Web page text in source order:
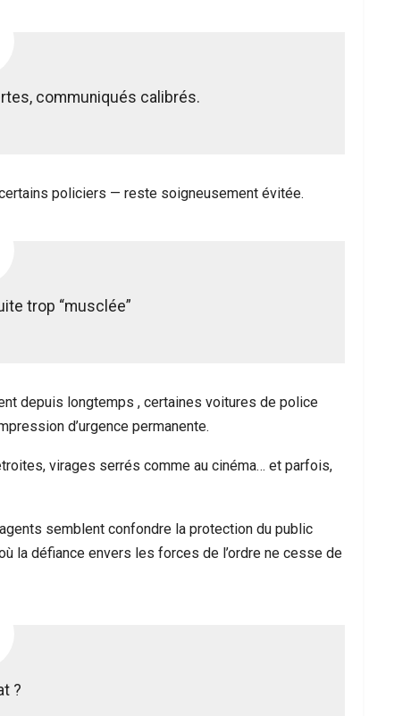
communiqués calibrés.
policiers — reste soigneusement évitée.
trop “musclée”
depuis longtemps , certaines voitures de police
d’urgence permanente.
virages serrés comme au cinéma… et parfois,
semblent confondre la protection du public
la défiance envers les forces de l’ordre ne cesse de
?